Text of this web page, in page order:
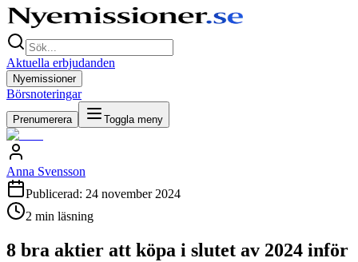
Aktuella erbjudanden
Nyemissioner
Börsnoteringar
Prenumerera Toggla meny
Anna Svensson
Publicerad: 24 november 2024
2 min läsning
8 bra aktier att köpa i slutet av 2024 inför